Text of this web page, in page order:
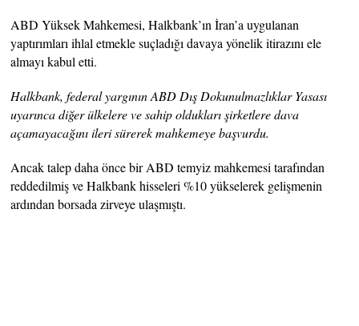
ABD Yüksek Mahkemesi, Halkbank’ın İran’a uygulanan
yaptırımları ihlal etmekle suçladığı davaya yönelik itirazını ele
almayı kabul etti.
Halkbank, federal yargının ABD Dış Dokunulmazlıklar Yasası
uyarınca diğer ülkelere ve sahip oldukları şirketlere dava
açamayacağını ileri sürerek mahkemeye başvurdu.
Ancak talep daha önce bir ABD temyiz mahkemesi tarafından
reddedilmiş ve Halkbank hisseleri %10 yükselerek gelişmenin
ardından borsada zirveye ulaşmıştı.